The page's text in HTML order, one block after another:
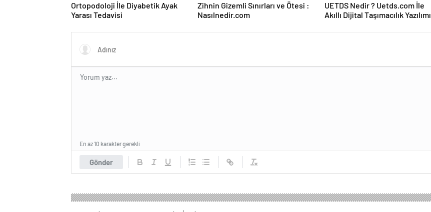
Ortopodoloji İle Diyabetik Ayak
Yarası Tedavisi
Zihnin Gizemli Sınırları ve Ötesi :
Nasılnedir.com
UETDS Nedir ? Uetds.com İle
Akıllı Dijital Taşımacılık Yazılımı
Gönder
En az 10 karakter gerekli